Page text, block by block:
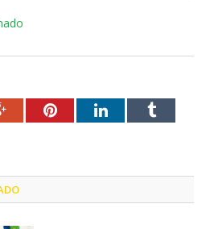
Google+PinterestLinkedInTumblr